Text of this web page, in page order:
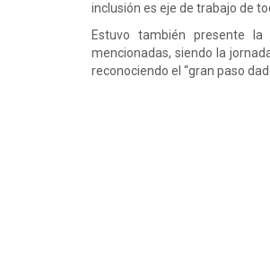
inclusión es eje de trabajo de
Estuvo también presente
mencionadas, siendo la
reconociendo el “gran paso